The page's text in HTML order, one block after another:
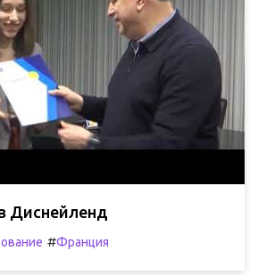
Диснейленд
#Франция